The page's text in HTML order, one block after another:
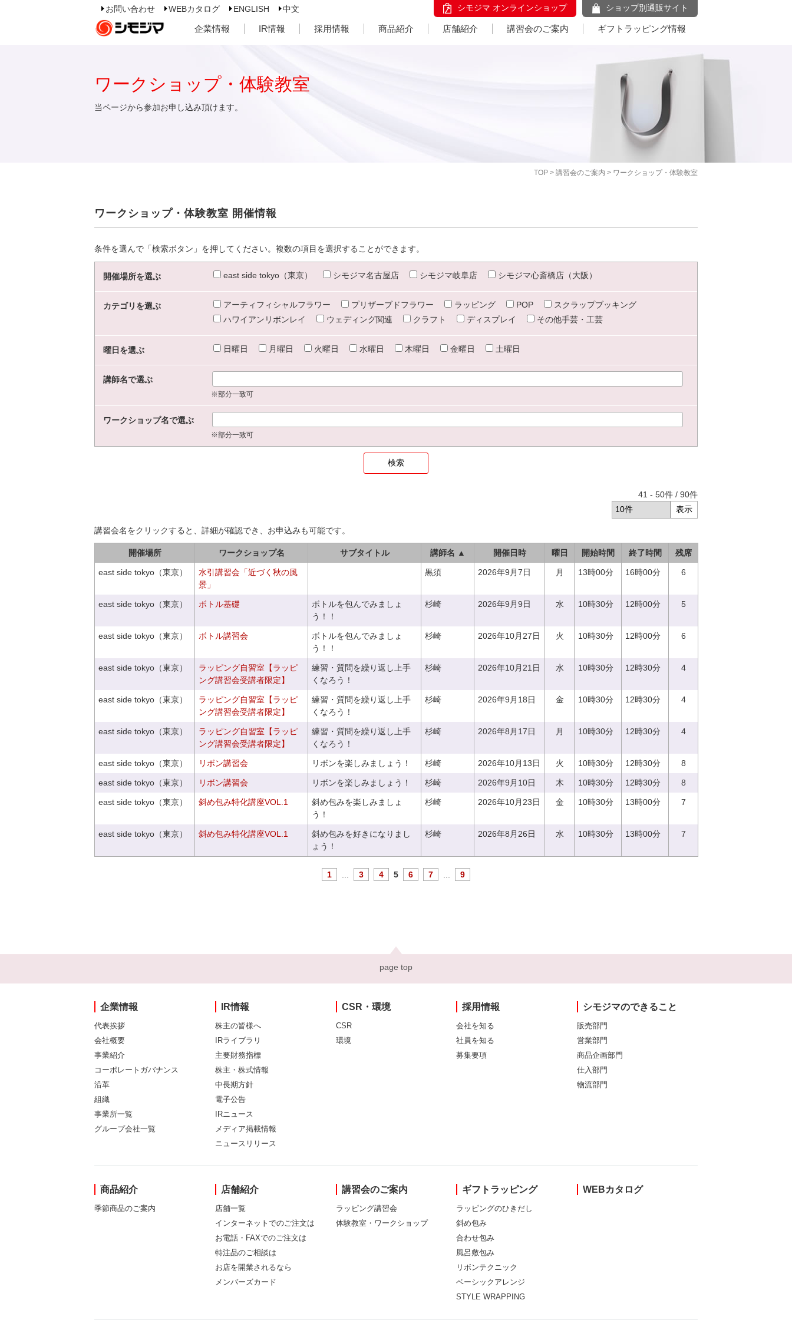
お問い合わせ WEBカタログ ENGLISH 中文 シモジマ オンラインショップ ショップ別通販サイト
企業情報 IR情報 採用情報 商品紹介 店舗紹介 講習会のご案内 ギフトラッピング情報
TOP > 講習会のご案内 > ワークショップ・体験教室
ワークショップ・体験教室
当ページから参加お申し込み頂けます。
ワークショップ・体験教室 開催情報
条件を選んで「検索ボタン」を押してください。複数の項目を選択することができます。
開催場所を選ぶ east side tokyo（東京） シモジマ名古屋店 シモジマ岐阜店 シモジマ心斎橋店（大阪）
カテゴリを選ぶ アーティフィシャルフラワー プリザーブドフラワー ラッピング POP
スクラップブッキング
ハワイアンリボンレイ
ウェディング関連 クラフト ディスプレイ その他手芸・工芸
曜日を選ぶ 日曜日 月曜日 火曜日 水曜日 木曜日 金曜日 土曜日
講師名で選ぶ
※部分一致可
ワークショップ名で選ぶ
※部分一致可
41 - 50件 / 90件
講習会名をクリックすると、詳細が確認でき、お申込みも可能です。
開催場所 ワークショップ名 サブタイトル 講師名 ▲ 開催日時 曜日 開始時間 終了時間 残席
east side tokyo（東京）
水引講習会「近づく秋の風
景」
黒須 2026年9月7日 月 13時00分 16時00分 6
east side tokyo（東京） ボトル基礎
ボトルを包んでみましょ
う！！
杉崎 2026年9月9日 水 10時30分 12時00分 5
east side tokyo（東京） ボトル講習会
ボトルを包んでみましょ
う！！
杉崎 2026年10月27日 火 10時30分 12時00分 6
east side tokyo（東京）
ラッピング自習室【ラッピ
ング講習会受講者限定】
練習・質問を繰り返し上手
くなろう！
杉崎 2026年10月21日 水 10時30分 12時30分 4
east side tokyo（東京）
ラッピング自習室【ラッピ
ング講習会受講者限定】
練習・質問を繰り返し上手
くなろう！
杉崎 2026年9月18日 金 10時30分 12時30分 4
east side tokyo（東京）
ラッピング自習室【ラッピ
ング講習会受講者限定】
練習・質問を繰り返し上手
くなろう！
杉崎 2026年8月17日 月 10時30分 12時30分 4
east side tokyo（東京） リボン講習会 リボンを楽しみましょう！ 杉崎 2026年10月13日 火 10時30分 12時30分 8
east side tokyo（東京） リボン講習会 リボンを楽しみましょう！ 杉崎 2026年9月10日 木 10時30分 12時30分 8
east side tokyo（東京） 斜め包み特化講座VOL.1
斜め包みを楽しみましょ
う！
杉崎 2026年10月23日 金 10時30分 13時00分 7
east side tokyo（東京） 斜め包み特化講座VOL.1
斜め包みを好きになりまし
ょう！
杉崎 2026年8月26日 水 10時30分 13時00分 7
1 3 4 5 6 7 9
page top
企業情報
代表挨拶
会社概要
事業紹介
コーポレートガバナンス
沿革
組織
事業所一覧
グループ会社一覧
IR情報
株主の皆様へ
IRライブラリ
主要財務指標
株主・株式情報
中長期方針
電子公告
IRニュース
メディア掲載情報
ニュースリリース
CSR・環境
CSR
環境
採用情報
会社を知る
社員を知る
募集要項
シモジマのできること
販売部門
営業部門
商品企画部門
仕入部門
物流部門
商品紹介
季節商品のご案内
店舗紹介
店舗一覧
インターネットでのご注文は
お電話・FAXでのご注文は
特注品のご相談は
お店を開業されるなら
メンバーズカード
講習会のご案内
ラッピング講習会
体験教室・ワークショップ
ギフトラッピング
ラッピングのひきだし
斜め包み
合わせ包み
風呂敷包み
リボンテクニック
ベーシックアレンジ
STYLE WRAPPING
WEBカタログ